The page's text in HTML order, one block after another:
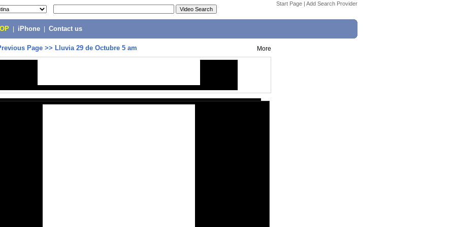
Start Page | Add Search Provider
iPhone Contact us
Page >> Lluvia 29 de Octubre 5 am More